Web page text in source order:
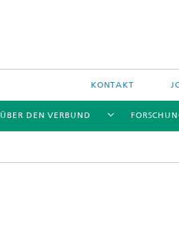
KONTAKT
ÜBER DEN VERBUND